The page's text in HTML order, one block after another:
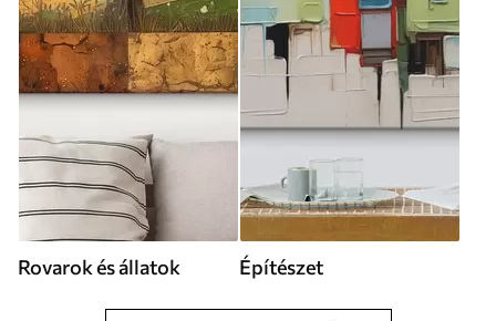
Rovarok és állatok Építészet